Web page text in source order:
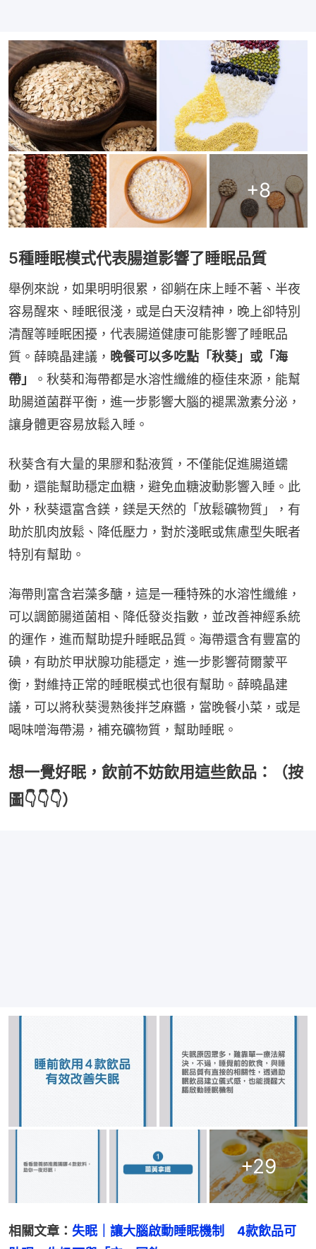
+8
5種睡眠模式代表腸道影響了睡眠品質
舉例來說，如果明明很累，卻躺在床上睡不著、半夜
容易醒來、睡眠很淺，或是白天沒精神，晚上卻特別
清醒等睡眠困擾，代表腸道健康可能影響了睡眠品
質。薛曉晶建議， 晚餐可以多吃點「秋葵」或「海
帶」
。秋葵和海帶都是水溶性纖維的極佳來源，能幫
助腸道菌群平衡，進一步影響大腦的褪黑激素分泌，
讓身體更容易放鬆入睡。
秋葵含有大量的果膠和黏液質，不僅能促進腸道蠕
動，還能幫助穩定血糖，避免血糖波動影響入睡。此
外，秋葵還富含鎂，鎂是天然的「放鬆礦物質」，有
助於肌肉放鬆、降低壓力，對於淺眠或焦慮型失眠者
特別有幫助。
海帶則富含岩藻多醣，這是一種特殊的水溶性纖維，
可以調節腸道菌相、降低發炎指數，並改善神經系統
的運作，進而幫助提升睡眠品質。海帶還含有豐富的
碘，有助於甲狀腺功能穩定，進一步影響荷爾蒙平
衡，對維持正常的睡眠模式也很有幫助。薛曉晶建
議，可以將秋葵燙熟後拌芝麻醬，當晚餐小菜，或是
喝味噌海帶湯，補充礦物質，幫助睡眠。
想一覺好眠，飲前不妨飲用這些飲品：（按
圖👇👇👇）
+29
相關文章： 失眠｜讓大腦啟動睡眠機制　4款飲品可